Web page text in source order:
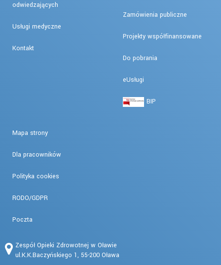
odwiedzających
Usługi medyczne
Kontakt
Zamówienia publiczne
Projekty współfinansowane
Do pobrania
eUsługi
BIP
Mapa strony
Dla pracowników
Polityka cookies
RODO/GDPR
Poczta
Zespół Opieki Zdrowotnej w Oławie
ul.K.K.Baczyńskiego 1, 55-200 Oława